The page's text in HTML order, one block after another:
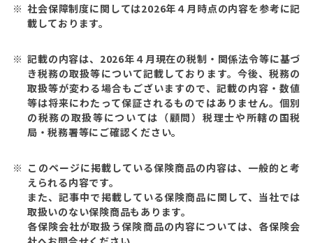
社会保障制度に関しては2026年４月時点の内容を参考に記
載しております。
記載の内容は、2026年４月現在の税制・関係法令等に基づ
き税務の取扱等について記載しております。今後、税務の
取扱等が変わる場合もございますので、記載の内容・数値
等は将来にわたって保証されるものではありません。個別
の税務の取扱等については（顧問）税理士や所轄の国税
局・税務署等にご確認ください。
このページに掲載している保険商品の内容は、一般的と考
えられる内容です。
また、記事中で掲載している保険商品に関して、当社では
取扱いのない保険商品もあります。
各保険会社が取扱う保険商品の内容については、各保険会